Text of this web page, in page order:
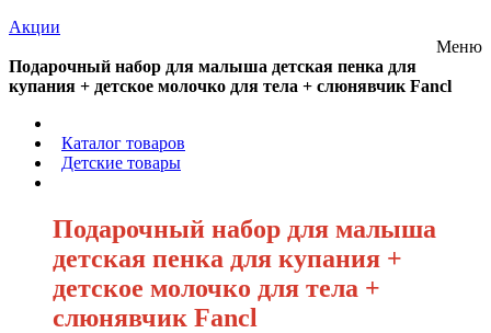
Акции
Меню
Подарочный набор для малыша детская пенка для
купания + детское молочко для тела + слюнявчик Fancl
Каталог товаров
Детские товары
Подарочный набор для малыша
детская пенка для купания +
детское молочко для тела +
слюнявчик Fancl